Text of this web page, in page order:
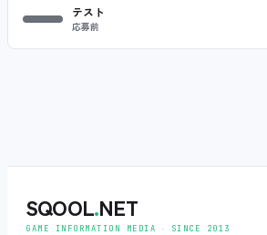
テスト
応募前
SQOOL.NET
GAME INFORMATION MEDIA ‧ SINCE 2013